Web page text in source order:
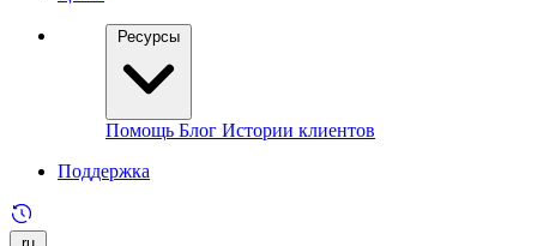
Ресурсы
Помощь Блог Истории клиентов
Поддержка